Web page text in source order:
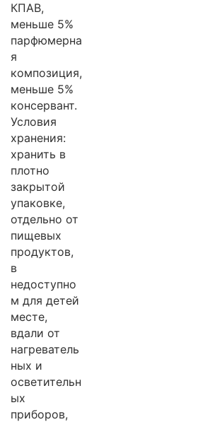
КПАВ,
меньше 5%
парфюмерна
я
композиция,
меньше 5%
консервант.
Условия
хранения:
хранить в
плотно
закрытой
упаковке,
отдельно от
пищевых
продуктов,
в
недоступно
м для детей
месте,
вдали от
нагреватель
ных и
осветительн
ых
приборов,